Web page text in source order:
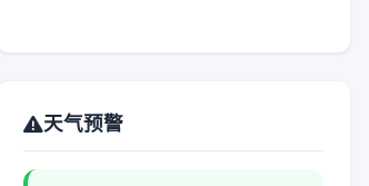
天气预警